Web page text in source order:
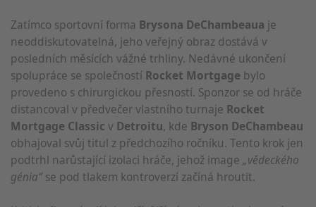
Zatímco sportovní forma Brysona DeChambeaua je
neoddiskutovatelná, jeho veřejný obraz dostává v
posledních měsících vážné trhliny. Nedávné ukončení
spolupráce se společností Rocket Mortgage bylo
provedeno s chirurgickou přesností. Sponzor se od hráče
distancoval v předvečer vlastního turnaje Rocket
Mortgage Classic v Detroitu, kde Bryson DeChambeau
obhajoval svůj titul z předchozího ročníku. Tento krok jen
podtrhl narůstající izolaci hráče, jehož image „vědeckého
génia“se pod tlakem kontroverzí začíná hroutit.